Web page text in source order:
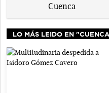
LO MÁS LEIDO EN